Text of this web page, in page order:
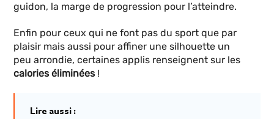
guidon, la marge de progression pour l’atteindre.
Enfin pour ceux qui ne font pas du sport que par
plaisir mais aussi pour affiner une silhouette un
peu arrondie, certaines applis renseignent sur les
calories éliminées !
Lire aussi :